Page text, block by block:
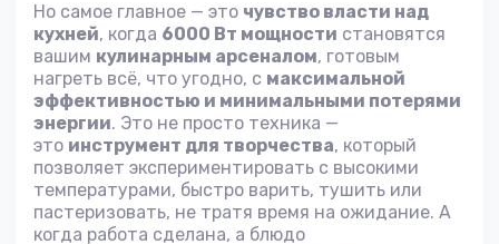
Но самое главное — это чувство власти над
кухней, когда 6000 Вт мощности становятся
вашим кулинарным арсеналом, готовым
нагреть всё, что угодно, с максимальной
эффективностью и минимальными потерями
энергии. Это не просто техника —
это инструмент для творчества, который
позволяет экспериментировать с высокими
температурами, быстро варить, тушить или
пастеризовать, не тратя время на ожидание. А
когда работа сделана, а блюдо